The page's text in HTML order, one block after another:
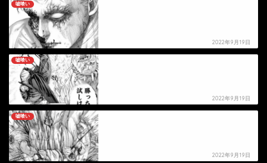
嘘喰い
2022年9月19日
嘘喰い
2022年9月19日
嘘喰い
2022年9月19日